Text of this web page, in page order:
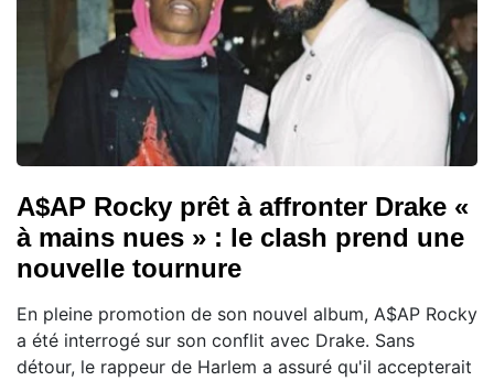
A$AP Rocky prêt à affronter Drake «
à mains nues » : le clash prend une
nouvelle tournure
En pleine promotion de son nouvel album, A$AP Rocky
a été interrogé sur son conflit avec Drake. Sans
détour, le rappeur de Harlem a assuré qu'il accepterait